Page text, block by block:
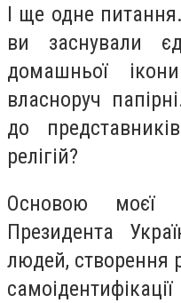
І ще одне
ви заснували
домашньої
власноруч
до
релігій?
Основою моєї
Президента
людей, створення